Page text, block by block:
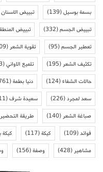
بسمة بوسيل(139) تبييض الاسنان
تبييض الجسم(332) تبييض
تعطير الجسم(95) تقوية الشعر(109)
تكثيف الشعر(195) تلميع الاواني(103)
حالات الشفاء(124) دنيا بطمة(761)
سعد لمجرد(226) سعيدة شرف(111)
صباغة الشعر(140) طريقة التحضير
فوائد(109) كيكة(117) كيكة
مشاهير(428) وصفة(156)